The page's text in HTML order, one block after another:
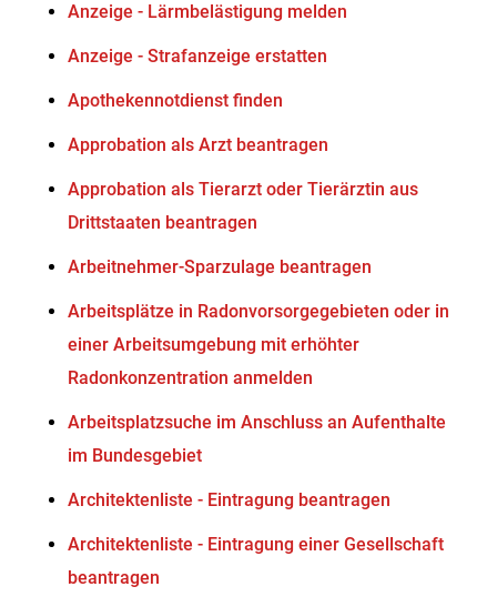
Anzeige - Lärmbelästigung melden
Anzeige - Strafanzeige erstatten
Apothekennotdienst finden
Approbation als Arzt beantragen
Approbation als Tierarzt oder Tierärztin aus
Drittstaaten beantragen
Arbeitnehmer-Sparzulage beantragen
Arbeitsplätze in Radonvorsorgegebieten oder in
einer Arbeitsumgebung mit erhöhter
Radonkonzentration anmelden
Arbeitsplatzsuche im Anschluss an Aufenthalte
im Bundesgebiet
Architektenliste - Eintragung beantragen
Architektenliste - Eintragung einer Gesellschaft
beantragen